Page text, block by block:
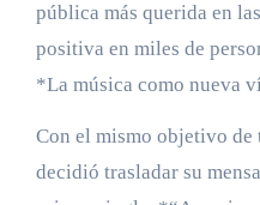
pública más querida en
positiva en miles de
*La música como nueva
Con el mismo objetivo
decidió trasladar su